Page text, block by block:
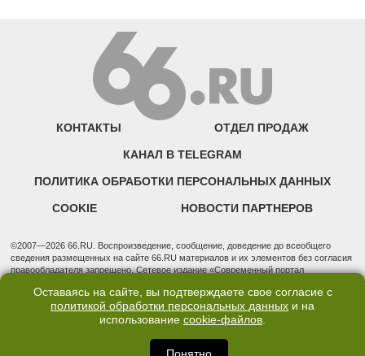
КОНТАКТЫ ОТДЕЛ ПРОДАЖ
КАНАЛ В TELEGRAM
ПОЛИТИКА ОБРАБОТКИ ПЕРСОНАЛЬНЫХ ДАННЫХ
COOKIE НОВОСТИ ПАРТНЕРОВ
©2007—2026 66.RU. Воспроизведение, сообщение, доведение до всеобщего
сведения размещенных на сайте 66.RU материалов и их элементов без согласия
правообладателя запрещено. Сетевое издание «Современный портал
надзору в сфере связи, информационных технологий и массовых коммуникаций
(Роскомнадзор). Регистрационный номер ЭЛ № ФС 77 - 76634 от 02.09.2019
Учредитель: Общество с ограниченной ответственностью "66.ру". Юридический
3, оф. 7015 Фактический адрес редакции и отдела продаж: 620014, Свердловская
Оставаясь на сайте, вы подтверждаете свое согласие с
политикой обработки персональных данных и на
использование cookie-файлов.